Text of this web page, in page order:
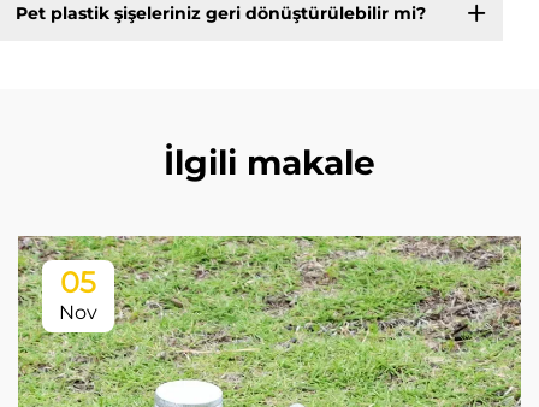
Pet plastik şişeleriniz geri dönüştürülebilir mi?
İlgili makale
05
Nov